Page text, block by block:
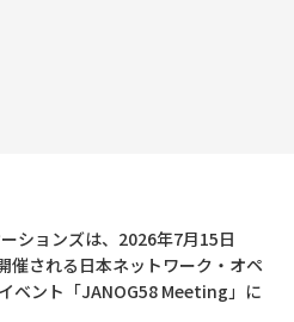
ションズは、2026年7月15日
催される日本ネットワーク・オペ
ベント「JANOG58 Meeting」に